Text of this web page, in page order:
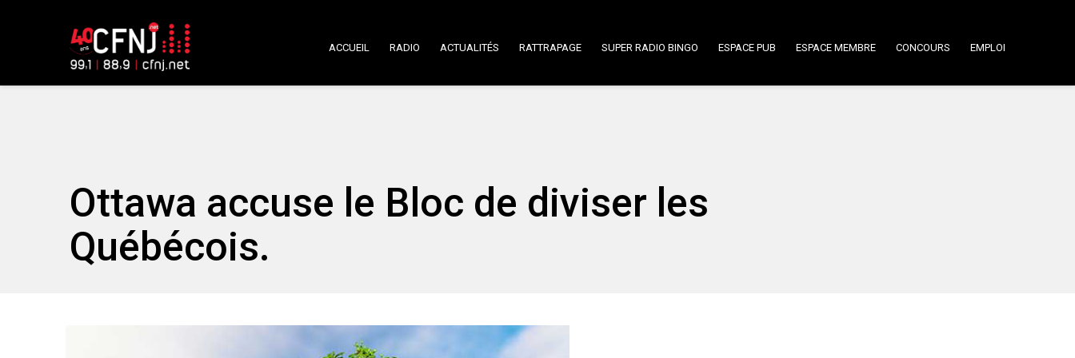
ACCUEIL RADIO ACTUALITÉS RATTRAPAGE SUPER RADIO BINGO ESPACE PUB ESPACE MEMBRE CONCOURS EMPLOI
Ottawa accuse le Bloc de diviser les
Québécois.